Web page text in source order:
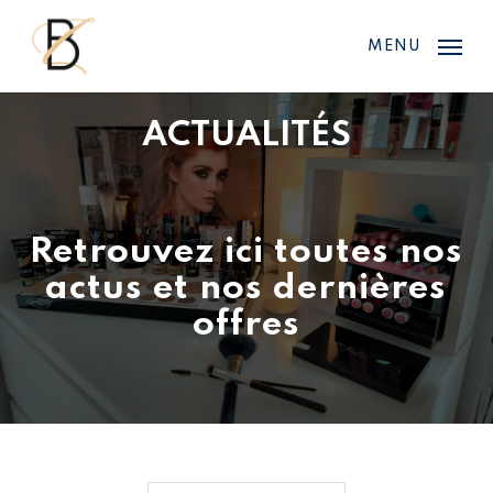
main
content
MENU
ACTUALITÉS
Retrouvez ici toutes nos
actus et nos dernières
offres